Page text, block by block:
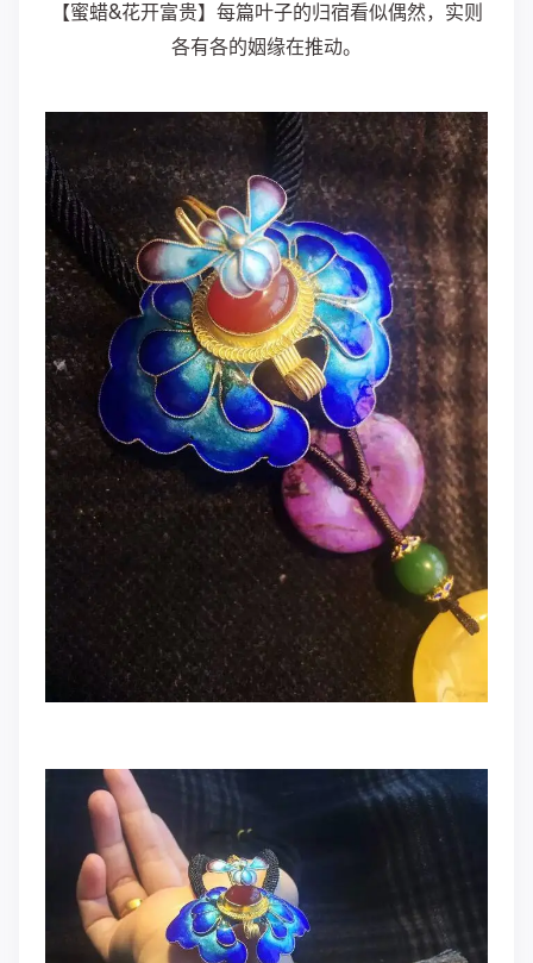
【蜜蜡&花开富贵】每篇叶子的归宿看似偶然，实则
各有各的姻缘在推动。